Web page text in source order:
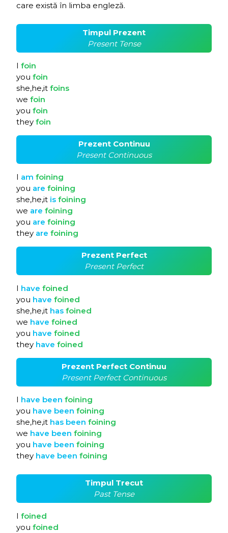
care există în limba engleză.
Timpul Prezent
Present Tense
I foin
you foin
she,he,it foins
we foin
you foin
they foin
Prezent Continuu
Present Continuous
I am foining
you are foining
she,he,it is foining
we are foining
you are foining
they are foining
Prezent Perfect
Present Perfect
I have foined
you have foined
she,he,it has foined
we have foined
you have foined
they have foined
Prezent Perfect Continuu
Present Perfect Continuous
I have been foining
you have been foining
she,he,it has been foining
we have been foining
you have been foining
they have been foining
Timpul Trecut
Past Tense
I foined
you foined